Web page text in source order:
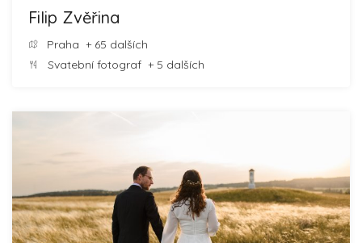
Filip Zvěřina
Praha + 65 dalších
Svatební fotograf + 5 dalších